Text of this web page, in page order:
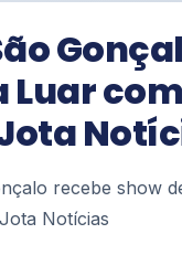
Luar
recebe show
Notícias